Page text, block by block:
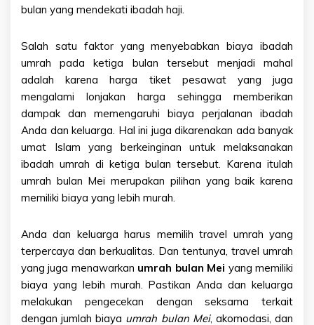
bulan yang mendekati ibadah haji.
Salah satu faktor yang menyebabkan biaya ibadah
umrah pada ketiga bulan tersebut menjadi mahal
adalah karena harga tiket pesawat yang juga
mengalami lonjakan harga sehingga memberikan
dampak dan memengaruhi biaya perjalanan ibadah
Anda dan keluarga. Hal ini juga dikarenakan ada banyak
umat Islam yang berkeinginan untuk melaksanakan
ibadah umrah di ketiga bulan tersebut. Karena itulah
umrah bulan Mei merupakan pilihan yang baik karena
memiliki biaya yang lebih murah.
Anda dan keluarga harus memilihtravel umrah yang
terpercaya dan berkualitas. Dan tentunya, travel umrah
yang juga menawarkan umrah bulan Mei yang memiliki
biaya yang lebih murah. Pastikan Anda dan keluarga
melakukan pengecekan dengan seksama terkait
dengan jumlah biaya umrah bulan Mei, akomodasi, dan